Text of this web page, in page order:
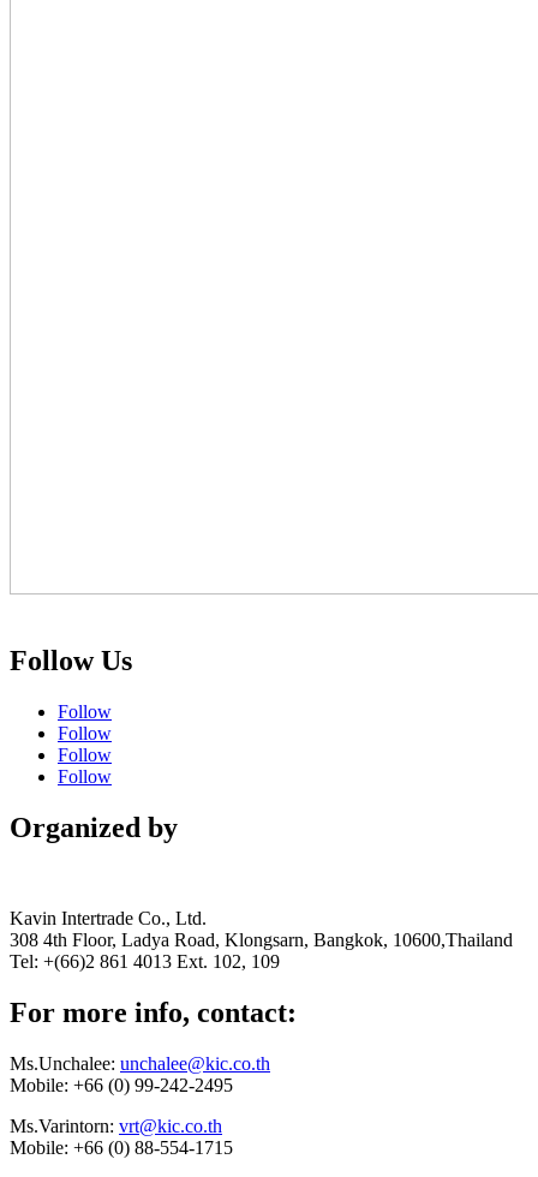
Follow Us
Follow
Follow
Follow
Follow
Organized by
Kavin Intertrade Co., Ltd.
308 4th Floor, Ladya Road, Klongsarn, Bangkok, 10600,Thailand
Tel: +(66)2 861 4013 Ext. 102, 109
For more info, contact:
Ms.Unchalee: unchalee@kic.co.th
Mobile: +66 (0) 99-242-2495
Ms.Varintorn: vrt@kic.co.th
Mobile: +66 (0) 88-554-1715